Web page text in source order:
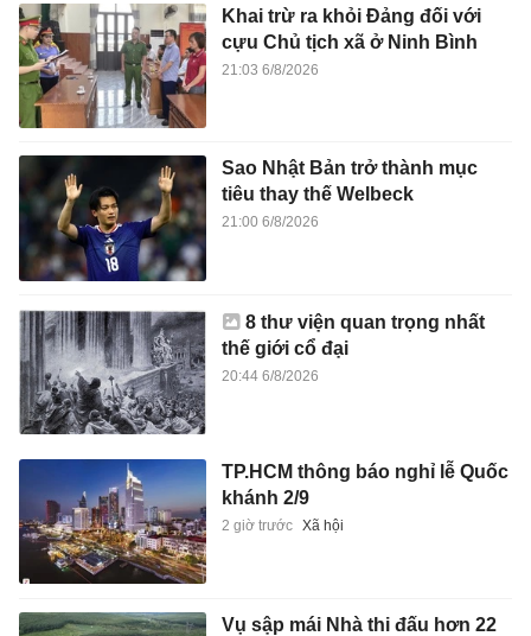
Khai trừ ra khỏi Đảng đối với
cựu Chủ tịch xã ở Ninh Bình
21:03 6/8/2026
Sao Nhật Bản trở thành mục
tiêu thay thế Welbeck
21:00 6/8/2026
8 thư viện quan trọng nhất
thế giới cổ đại
20:44 6/8/2026
TP.HCM thông báo nghỉ lễ Quốc
khánh 2/9
2 giờ trước Xã hội
Vụ sập mái Nhà thi đấu hơn 22